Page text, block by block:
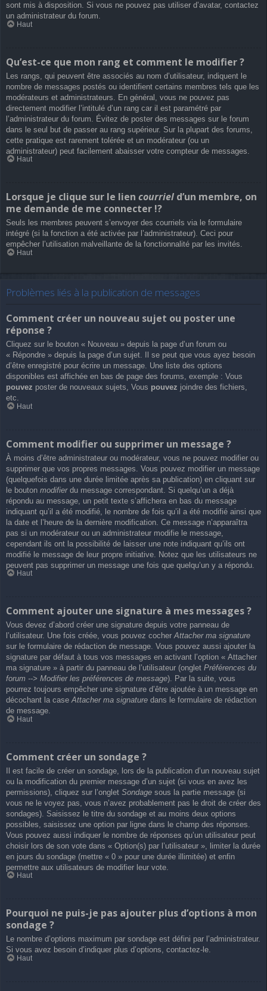
sont mis à disposition. Si vous ne pouvez pas utiliser d’avatar, contactez
un administrateur du forum.
Haut
Qu’est-ce que mon rang et comment le modifier ?
Les rangs, qui peuvent être associés au nom d’utilisateur, indiquent le
nombre de messages postés ou identifient certains membres tels que les
modérateurs et administrateurs. En général, vous ne pouvez pas
directement modifier l’intitulé d’un rang car il est paramétré par
l’administrateur du forum. Évitez de poster des messages sur le forum
dans le seul but de passer au rang supérieur. Sur la plupart des forums,
cette pratique est rarement tolérée et un modérateur (ou un
administrateur) peut facilement abaisser votre compteur de messages.
Haut
Lorsque je clique sur le lien courriel d’un membre, on
me demande de me connecter !?
Seuls les membres peuvent s’envoyer des courriels via le formulaire
intégré (si la fonction a été activée par l’administrateur). Ceci pour
empêcher l’utilisation malveillante de la fonctionnalité par les invités.
Haut
Problèmes liés à la publication de messages
Comment créer un nouveau sujet ou poster une
réponse ?
Cliquez sur le bouton « Nouveau » depuis la page d’un forum ou
« Répondre » depuis la page d’un sujet. Il se peut que vous ayez besoin
d’être enregistré pour écrire un message. Une liste des options
disponibles est affichée en bas de page des forums, exemple : Vous
pouvez poster de nouveaux sujets, Vous pouvez joindre des fichiers,
etc.
Haut
Comment modifier ou supprimer un message ?
À moins d’être administrateur ou modérateur, vous ne pouvez modifier ou
supprimer que vos propres messages. Vous pouvez modifier un message
(quelquefois dans une durée limitée après sa publication) en cliquant sur
le bouton modifierdu message correspondant. Si quelqu’un a déjà
répondu au message, un petit texte s’affichera en bas du message
indiquant qu’il a été modifié, le nombre de fois qu’il a été modifié ainsi que
la date et l’heure de la dernière modification. Ce message n’apparaîtra
pas si un modérateur ou un administrateur modifie le message,
cependant ils ont la possibilité de laisser une note indiquant qu’ils ont
modifié le message de leur propre initiative. Notez que les utilisateurs ne
peuvent pas supprimer un message une fois que quelqu’un y a répondu.
Haut
Comment ajouter une signature à mes messages ?
Vous devez d’abord créer une signature depuis votre panneau de
l’utilisateur. Une fois créée, vous pouvez cocherAttacher ma signature
sur le formulaire de rédaction de message. Vous pouvez aussi ajouter la
signature par défaut à tous vos messages en activant l’option « Attacher
ma signature » à partir du panneau de l’utilisateur (onglet Préférences du
forum --> Modifier les préférences de message). Par la suite, vous
pourrez toujours empêcher une signature d’être ajoutée à un message en
décochant la caseAttacher ma signature dans le formulaire de rédaction
de message.
Haut
Comment créer un sondage ?
Il est facile de créer un sondage, lors de la publication d’un nouveau sujet
ou la modification du premier message d’un sujet (si vous en avez les
permissions), cliquez sur l’onglet Sondage sous la partie message (si
vous ne le voyez pas, vous n’avez probablement pas le droit de créer des
sondages). Saisissez le titre du sondage et au moins deux options
possibles, saisissez une option par ligne dans le champ des réponses.
Vous pouvez aussi indiquer le nombre de réponses qu’un utilisateur peut
choisir lors de son vote dans « Option(s) par l’utilisateur », limiter la durée
en jours du sondage (mettre « 0 » pour une durée illimitée) et enfin
permettre aux utilisateurs de modifier leur vote.
Haut
Pourquoi ne puis-je pas ajouter plus d’options à mon
sondage ?
Le nombre d’options maximum par sondage est défini par l’administrateur.
Si vous avez besoin d’indiquer plus d’options, contactez-le.
Haut